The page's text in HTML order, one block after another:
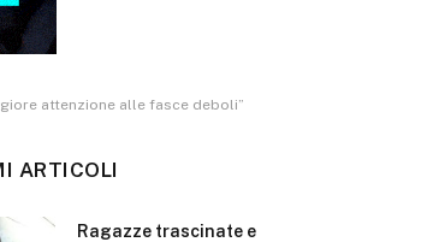
attenzione alle fasce deboli”
ARTICOLI
Ragazze trascinate e